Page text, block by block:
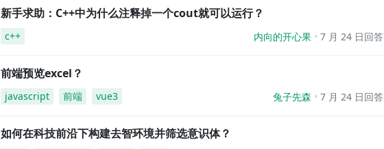
新手求助：C++中为什么注释掉一个cout就可以运行？
c++ 内向的开心果 7 月 24 日回答
前端预览excel？
javascript 前端 vue3 兔子先森 7 月 24 日回答
如何在科技前沿下构建去智环境并筛选意识体？